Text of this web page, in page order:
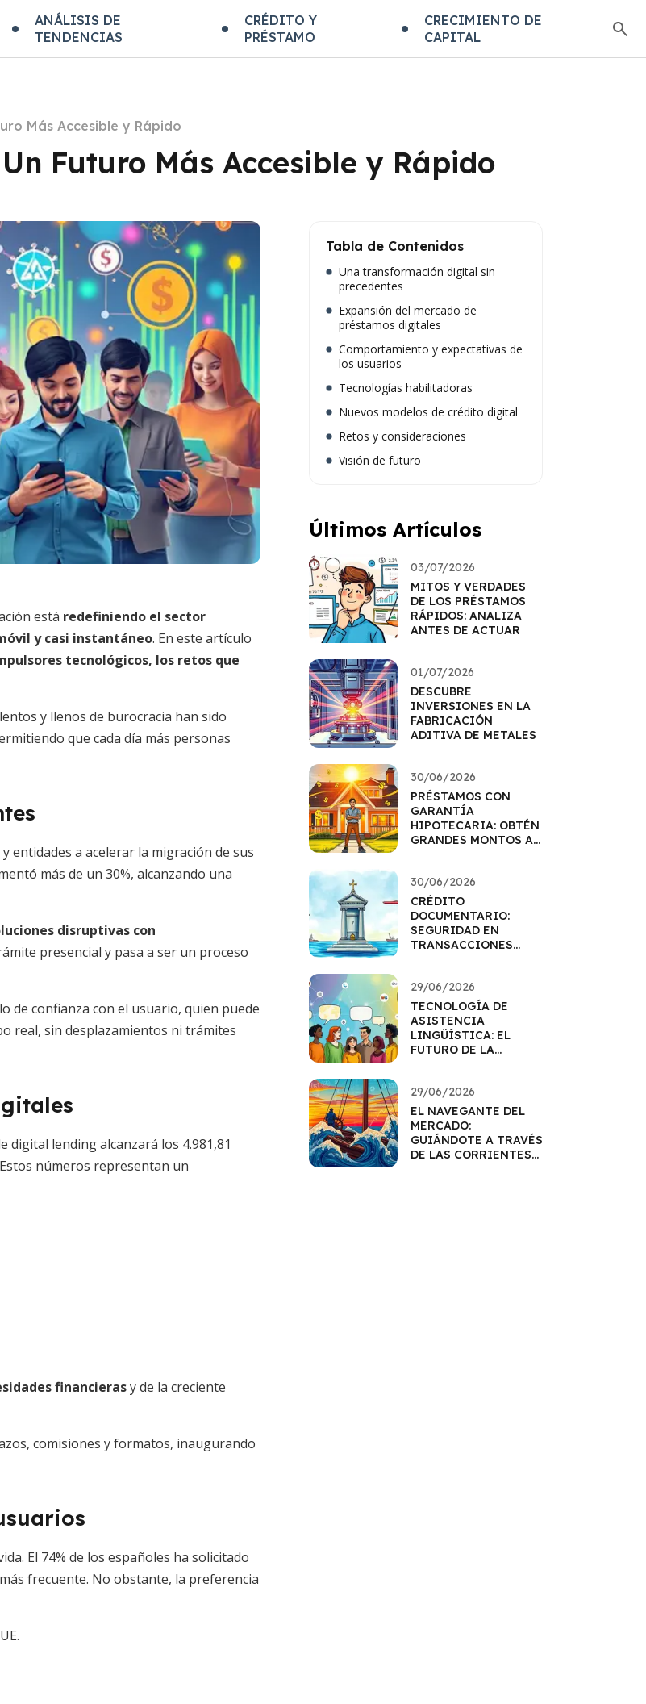
ANÁLISIS DE
TENDENCIAS
CRÉDITO Y
PRÉSTAMO
CRECIMIENTO DE
CAPITAL
Más Accesible y Rápido
Futuro Más Accesible y Rápido
está redefiniendo el sector
y casi instantáneo. En este artículo
tecnológicos, los retos que
y llenos de burocracia han sido
que cada día más personas
entidades a acelerar la migración de sus
más de un 30%, alcanzando una
disruptivas con
presencial y pasa a ser un proceso
de confianza con el usuario, quien puede
real, sin desplazamientos ni trámites
digital lending alcanzará los 4.981,81
números representan un
financierasy de la creciente
comisiones y formatos, inaugurando
El 74% de los españoles ha solicitado
frecuente. No obstante, la preferencia
Tabla de Contenidos
Una transformación digital sin
precedentes
Expansión del mercado de
préstamos digitales
Comportamiento y expectativas de
los usuarios
Tecnologías habilitadoras
Nuevos modelos de crédito digital
Retos y consideraciones
Visión de futuro
Últimos Artículos
03/07/2026
MITOS Y VERDADES
DE LOS PRÉSTAMOS
RÁPIDOS: ANALIZA
ANTES DE ACTUAR
01/07/2026
DESCUBRE
INVERSIONES EN LA
FABRICACIÓN
ADITIVA DE METALES
30/06/2026
PRÉSTAMOS CON
GARANTÍA
HIPOTECARIA: OBTÉN
GRANDES MONTOS A
30/06/2026
CRÉDITO
DOCUMENTARIO:
SEGURIDAD EN
TRANSACCIONES
29/06/2026
TECNOLOGÍA DE
ASISTENCIA
LINGÜÍSTICA: EL
FUTURO DE LA
29/06/2026
EL NAVEGANTE DEL
MERCADO:
GUIÁNDOTE A TRAVÉS
DE LAS CORRIENTES